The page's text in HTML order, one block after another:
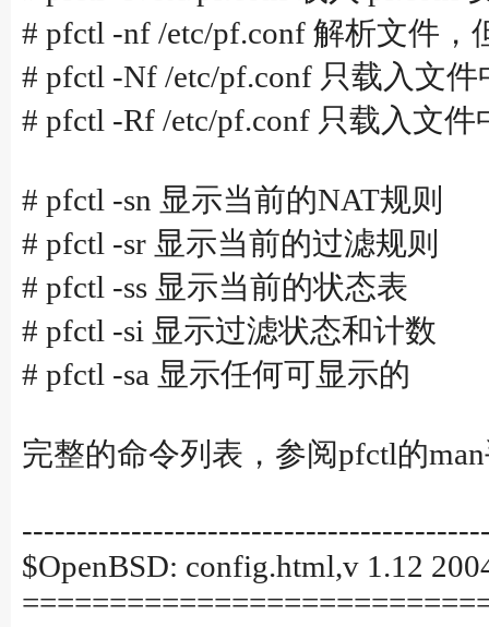
# pfctl -nf /etc/pf.conf 解析文件，
# pfctl -Nf /etc/pf.conf 只载入文
# pfctl -Rf /etc/pf.conf 只载入文
# pfctl -sn 显示当前的NAT规则
# pfctl -sr 显示当前的过滤规则
# pfctl -ss 显示当前的状态表
# pfctl -si 显示过滤状态和计数
# pfctl -sa 显示任何可显示的
完整的命令列表，参阅pfctl的
$OpenBSD: config.html,v 1.12